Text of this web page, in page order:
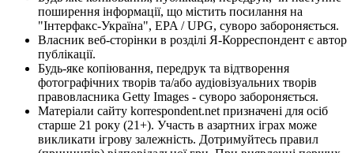
поширення інформації, що містить посилання на
"Інтерфакс-Україна", EPA / UPG, суворо забороняється.
Власник веб-сторінки в розділі Я-Корреспондент є автор
публікації.
Будь-яке копіювання, передрук та відтворення
фотографічних творів та/або аудіовізуальних творів
правовласника Getty Images - суворо забороняється.
Матеріали сайту korrespondent.net призначені для осіб
старше 21 року (21+). Участь в азартних іграх може
викликати ігрову залежність. Дотримуйтесь правил